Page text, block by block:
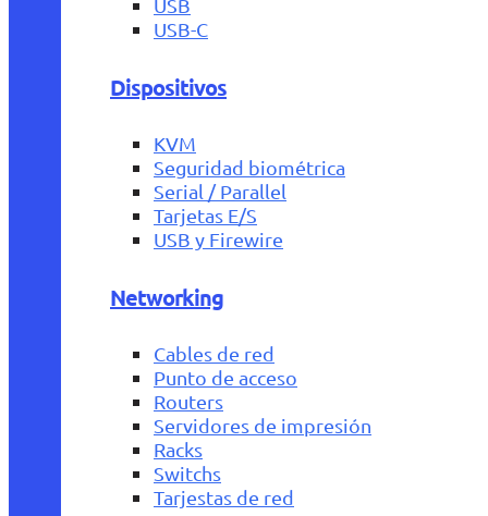
USB
USB-C
Dispositivos
KVM
Seguridad biométrica
Serial / Parallel
Tarjetas E/S
USB y Firewire
Networking
Cables de red
Punto de acceso
Routers
Servidores de impresión
Racks
Switchs
Tarjestas de red